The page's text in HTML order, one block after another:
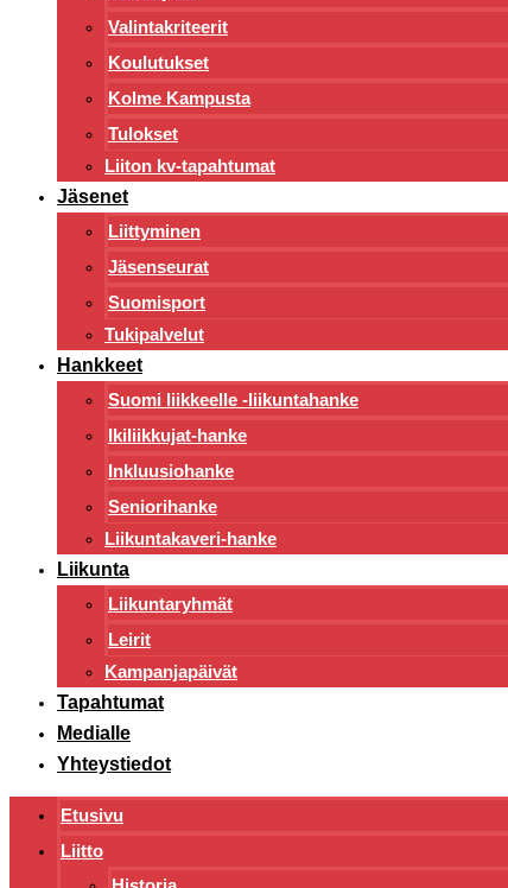
Valintakriteerit
Koulutukset
Kolme Kampusta
Tulokset
Liiton kv-tapahtumat
Jäsenet
Liittyminen
Jäsenseurat
Suomisport
Tukipalvelut
Hankkeet
Suomi liikkeelle -liikuntahanke
Ikiliikkujat-hanke
Inkluusiohanke
Seniorihanke
Liikuntakaveri-hanke
Liikunta
Liikuntaryhmät
Leirit
Kampanjapäivät
Tapahtumat
Medialle
Yhteystiedot
Etusivu
Liitto